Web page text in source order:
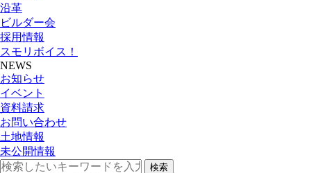
沿革
ビルダー会
採用情報
スモリボイス！
NEWS
お知らせ
イベント
資料請求
お問い合わせ
土地情報
未公開情報
検索